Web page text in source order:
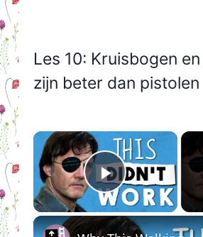
Les 10: Kruisbogen
zijn beter dan pistolen
×
Play